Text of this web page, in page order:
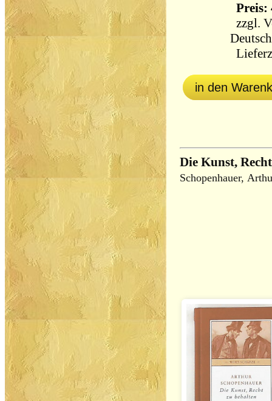
Preis:
zzgl.
in den
Die Kunst,
Schopenhauer,